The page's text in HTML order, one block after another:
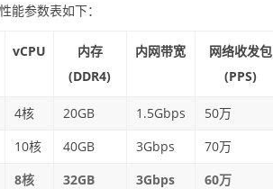
能参数表如下：
vCPU
内存
(DDR4)
内网带宽
网络收发包
(PPS)
4核 20GB 1.5Gbps 50万
10核 40GB 3Gbps 70万
8核 32GB 3Gbps 60万